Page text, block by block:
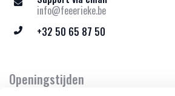
info@feeerieke.be
+32 50 65 87 50
Openingstijden